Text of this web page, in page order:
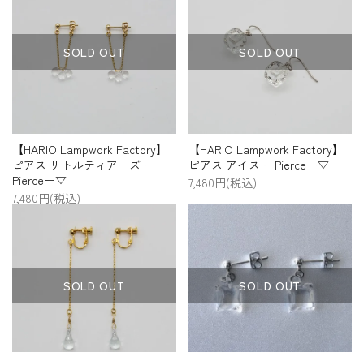
SOLD OUT
【HARIO Lampwork Factory】
ピアス リトルティアーズ ー
Pierceー▽
7,480円(税込)
SOLD OUT
【HARIO Lampwork Factory】
ピアス アイス ーPierceー▽
7,480円(税込)
SOLD OUT SOLD OUT